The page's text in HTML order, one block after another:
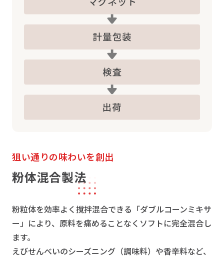
狙い通りの味わいを創出
粉体混合製法
粉粒体を効率よく撹拌混合できる「ダブルコーンミキサ
ー」により、原料を痛めることなくソフトに完全混合し
ます。
えびせんべいのシーズニング（調味料）や香辛料など、